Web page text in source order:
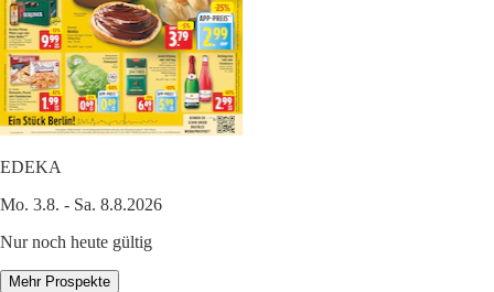
EDEKA
Mo. 3.8. - Sa. 8.8.2026
Nur noch heute gültig
Mehr Prospekte